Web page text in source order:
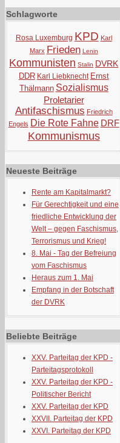
Schlagworte
Rosa Luxemburg KPD Karl
Marx Frieden Lenin
Kommunisten Stalin DVRK
DDR Karl Liebknecht Ernst
Thälmann Sozialismus
Proletarier
Antifaschismus Friedrich
Engels Die Rote Fahne DRF
Kommunismus
Neueste Beiträge
Rente am Kapitalmarkt?
Für Gerechtigkeit und eine
friedliche Entwicklung der
Welt – gegen Faschismus,
Terrorismus und Krieg!
8. Mai - Tag der Befreiung
vom Faschismus
Heraus zum 1. Mai
Empfang in der Botschaft
der DVRK
Beliebte Beiträge
XXV. Parteitag der KPD -
Parteitagsprotokoll
XXV. Parteitag der KPD -
Politischer Bericht
XXV. Parteitag der KPD
XXVII. Parteitag der KPD
XXVI. Parteitag der KPD